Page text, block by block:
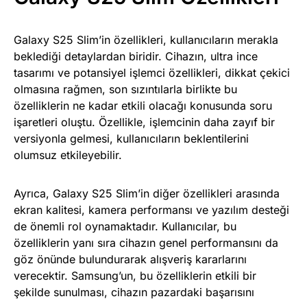
Galaxy S25 Slim’in özellikleri, kullanıcıların merakla
beklediği detaylardan biridir. Cihazın, ultra ince
tasarımı ve potansiyel işlemci özellikleri, dikkat çekici
olmasına rağmen, son sızıntılarla birlikte bu
özelliklerin ne kadar etkili olacağı konusunda soru
işaretleri oluştu. Özellikle, işlemcinin daha zayıf bir
versiyonla gelmesi, kullanıcıların beklentilerini
olumsuz etkileyebilir.
Ayrıca, Galaxy S25 Slim’in diğer özellikleri arasında
ekran kalitesi, kamera performansı ve yazılım desteği
de önemli rol oynamaktadır. Kullanıcılar, bu
özelliklerin yanı sıra cihazın genel performansını da
göz önünde bulundurarak alışveriş kararlarını
verecektir. Samsung’un, bu özelliklerin etkili bir
şekilde sunulması, cihazın pazardaki başarısını